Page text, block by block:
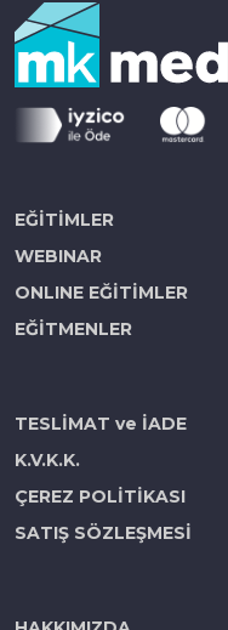
EĞİTİMLER
WEBINAR
ONLINE EĞİTİMLER
EĞİTMENLER
TESLİMAT ve İADE
K.V.K.K.
ÇEREZ POLİTİKASI
SATIŞ SÖZLEŞMESİ